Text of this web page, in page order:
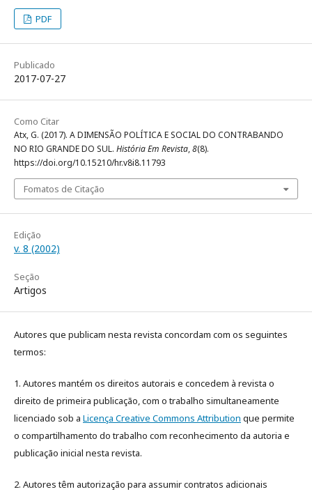
PDF
Publicado
2017-07-27
Como Citar
Atx, G. (2017). A DIMENSÃO POLÍTICA E SOCIAL DO CONTRABANDO
NO RIO GRANDE DO SUL. História Em Revista,8(8).
https://doi.org/10.15210/hr.v8i8.11793
Fomatos de Citação
Edição
v. 8 (2002)
Seção
Artigos
Autores que publicam nesta revista concordam com os seguintes
termos:
1. Autores mantém os direitos autorais e concedem à revista o
direito de primeira publicação, com o trabalho simultaneamente
licenciado sob a Licença Creative Commons Attribution que permite
o compartilhamento do trabalho com reconhecimento da autoria e
publicação inicial nesta revista.
2. Autores têm autorização para assumir contratos adicionais